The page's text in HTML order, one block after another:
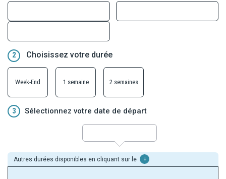
2 Choisissez votre durée
Week-End 1 semaine 2 semaines
3 Sélectionnez votre date de départ
Autres durées disponibles en cliquant sur le +